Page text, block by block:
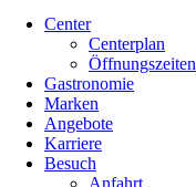
Center
Centerplan
Öffnungszeiten
Gastronomie
Marken
Angebote
Karriere
Besuch
Anfahrt